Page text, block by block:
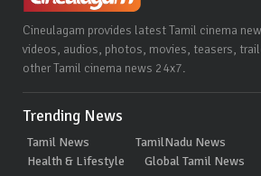
Cineulagam provides latest Tamil cinema
videos, audios, photos, movies, teasers,
other Tamil cinema news 24x7.
Trending News
Tamil News TamilNadu News
Health & Lifestyle
Global Tamil News